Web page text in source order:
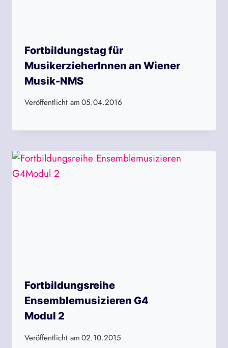
Fortbildungstag für
MusikerzieherInnen an Wiener
Musik-NMS
Veröffentlicht am05.04.2016
Fortbildungsreihe
Ensemblemusizieren G4
Modul 2
Veröffentlicht am02.10.2015